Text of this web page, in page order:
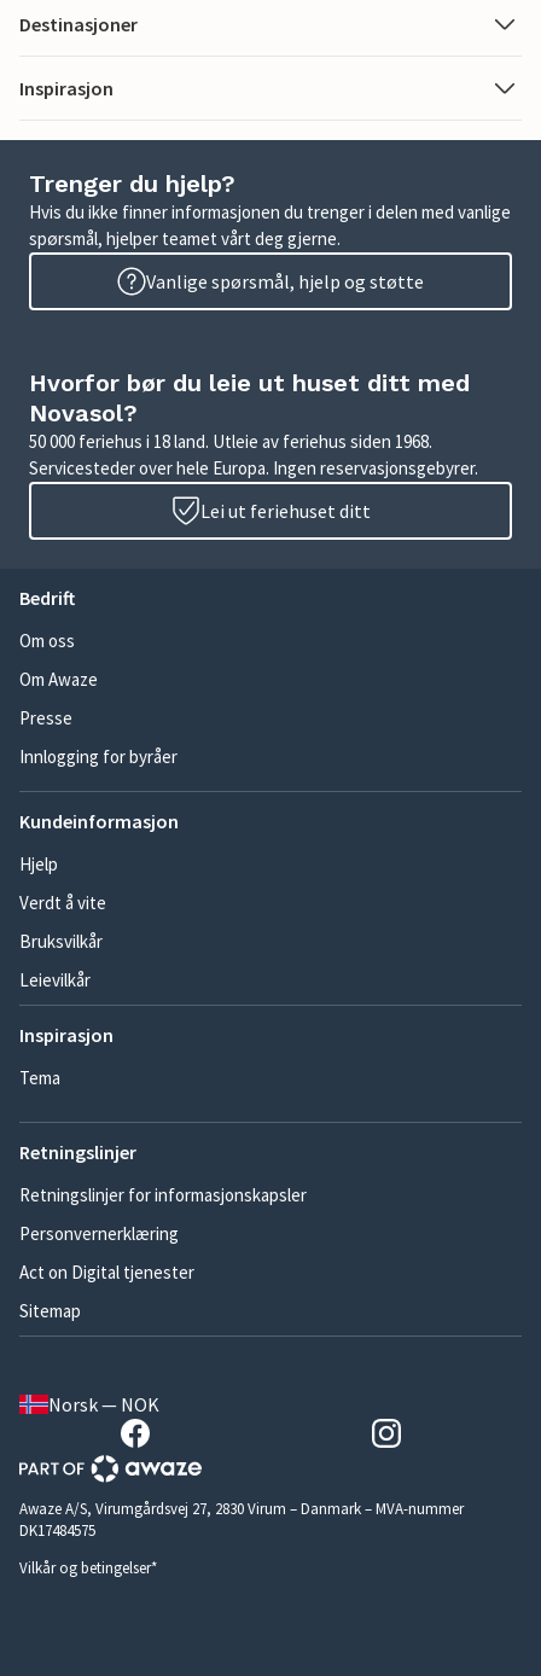
Destinasjoner
Inspirasjon
Trenger du hjelp?
Hvis du ikke finner informasjonen du trenger i delen med vanlige
spørsmål, hjelper teamet vårt deg gjerne.
Vanlige spørsmål, hjelp og støtte
Hvorfor bør du leie ut huset ditt med
Novasol?
50 000 feriehus i 18 land. Utleie av feriehus siden 1968.
Servicesteder over hele Europa. Ingen reservasjonsgebyrer.
Lei ut feriehuset ditt
Bedrift
Om oss
Om Awaze
Presse
Innlogging for byråer
Kundeinformasjon
Hjelp
Verdt å vite
Bruksvilkår
Leievilkår
Inspirasjon
Tema
Retningslinjer
Retningslinjer for informasjonskapsler
Personvernerklæring
Act on Digital tjenester
Sitemap
Norsk — NOK
Awaze A/S, Virumgårdsvej 27, 2830 Virum – Danmark – MVA-nummer
DK17484575
Vilkår og betingelser*